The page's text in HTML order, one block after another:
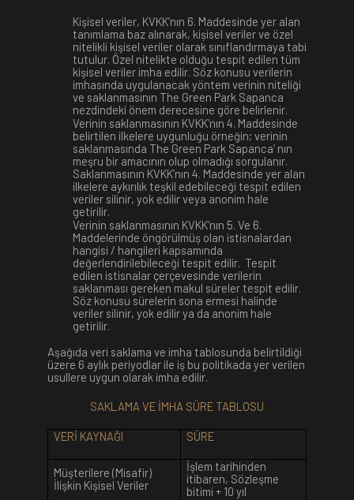
Kişisel veriler, KVKK’nın 6. Maddesinde yer alan
tanımlama baz alınarak, kişisel veriler ve özel
nitelikli kişisel veriler olarak sınıflandırmaya tabi
tutulur. Özel nitelikte olduğu tespit edilen tüm
kişisel veriler imha edilir. Söz konusu verilerin
imhasında uygulanacak yöntem verinin niteliği
ve saklanmasının The Green Park Sapanca
nezdindeki önem derecesine göre belirlenir.
Verinin saklanmasının KVKK’nın 4. Maddesinde
belirtilen ilkelere uygunluğu örneğin; verinin
saklanmasında The Green Park Sapanca’ nın
meşru bir amacının olup olmadığı sorgulanır.
Saklanmasının KVKK’nın 4. Maddesinde yer alan
ilkelere aykırılık teşkil edebileceği tespit edilen
veriler silinir, yok edilir veya anonim hale
getirilir.
Verinin saklanmasının KVKK’nın 5. Ve 6.
Maddelerinde öngörülmüş olan istisnalardan
hangisi / hangileri kapsamında
değerlendirilebileceği tespit edilir. Tespit
edilen istisnalar çerçevesinde verilerin
saklanması gereken makul süreler tespit edilir.
Söz konusu sürelerin sona ermesi halinde
veriler silinir, yok edilir ya da anonim hale
getirilir.
Aşağıda veri saklama ve imha tablosunda belirtildiği
üzere 6 aylık periyodlar ile iş bu politikada yer verilen
usullere uygun olarak imha edilir.
SAKLAMA VE İMHA SÜRE TABLOSU
VERİ KAYNAĞI SÜRE
Müşterilere (Misafir)
İlişkin Kişisel Veriler
İşlem tarihinden
itibaren, Sözleşme
bitimi + 10 yıl